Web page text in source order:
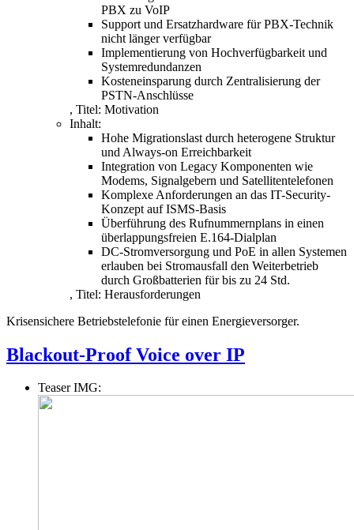
PBX zu VoIP
Support und Ersatzhardware für PBX-Technik
nicht länger verfügbar
Implementierung von Hochverfügbarkeit und
Systemredundanzen
Kosteneinsparung durch Zentralisierung der
PSTN-Anschlüsse
, Titel: Motivation
Inhalt:
Hohe Migrationslast durch heterogene Struktur
und Always-on Erreichbarkeit
Integration von Legacy Komponenten wie
Modems, Signalgebern und Satellitentelefonen
Komplexe Anforderungen an das IT-Security-
Konzept auf ISMS-Basis
Überführung des Rufnummernplans in einen
überlappungsfreien E.164-Dialplan
DC-Stromversorgung und PoE in allen Systemen
erlauben bei Stromausfall den Weiterbetrieb
durch Großbatterien für bis zu 24 Std.
, Titel: Herausforderungen
Krisensichere Betriebstelefonie für einen Energieversorger.
Blackout-Proof Voice over IP
Teaser IMG: